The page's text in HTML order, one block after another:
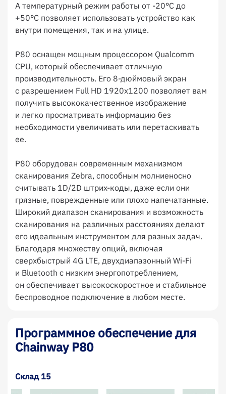
А температурный режим работы от -20°C до
+50°C позволяет использовать устройство как
внутри помещения, так и на улице.
P80 оснащен мощным процессором Qualcomm
CPU, который обеспечивает отличную
производительность. Его 8-дюймовый экран
с разрешением Full HD 1920x1200 позволяет вам
получить высококачественное изображение
и легко просматривать информацию без
необходимости увеличивать или перетаскивать
ее.
P80 оборудован современным механизмом
сканирования Zebra, способным молниеносно
считывать 1D/2D штрих-коды, даже если они
грязные, поврежденные или плохо напечатанные.
Широкий диапазон сканирования и возможность
сканирования на различных расстояниях делают
его идеальным инструментом для разных задач.
Благодаря множеству опций, включая
сверхбыстрый 4G LTE, двухдиапазонный Wi-Fi
и Bluetooth с низким энергопотреблением,
он обеспечивает высокоскоростное и стабильное
беспроводное подключение в любом месте.
Программное обеспечение для
Chainway P80
Склад 15